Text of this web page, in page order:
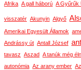
Afrika A gall háború A Gyűrűk
visszatér Akunyin Algyő
Amerikai Egyesült Államok
Andrássy út Antall József
tavasz Aszad A tanúk még
autonómia Az arany ember